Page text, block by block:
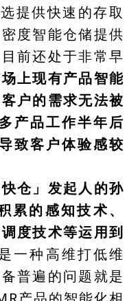
提供快速的存取
度智能仓储提供
前还处于非常早
上现有产品智能
户的需求无法被
产品工作半年后
致客户体验感较
仓」发起人的孙
累的感知技术、
度技术等运用到
一种高维打低维
普遍的问题就是